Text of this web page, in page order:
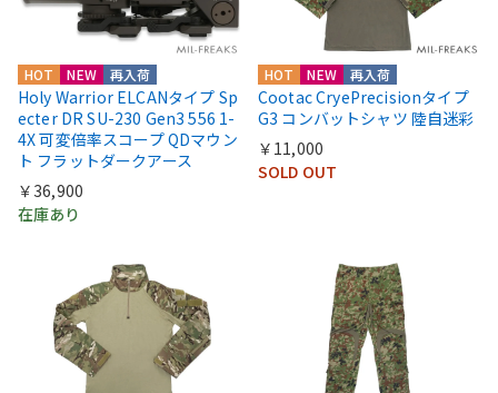
HOT NEW 再入荷
Holy Warrior ELCANタイプ Sp
ecter DR SU-230 Gen3 556 1-
4X 可変倍率スコープ QDマウン
ト フラットダークアース
￥36,900
在庫あり
HOT NEW 再入荷
Cootac CryePrecisionタイプ
G3 コンバットシャツ 陸自迷彩
￥11,000
SOLD OUT